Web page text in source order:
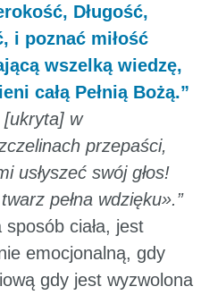
Długość,
i poznać miłość
wszelką wiedzę,
całą Pełnią Bożą.”
[ukryta] w
przepaści,
usłyszeć swój głos!
pełna wdzięku».”
ciała, jest
emocjonalną, gdy
gdy jest wyzwolona